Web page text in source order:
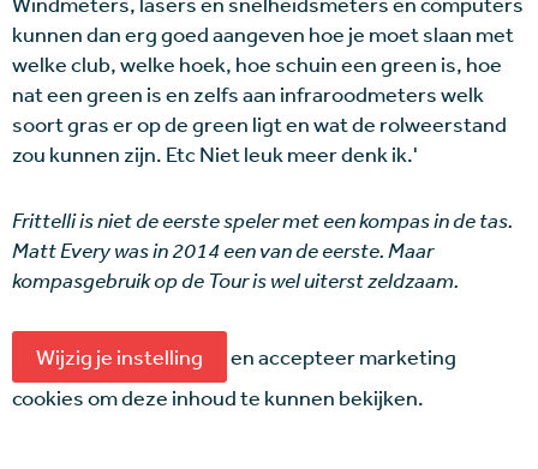
kunnen dan erg goed aangeven hoe je moet slaan met
welke club, welke hoek, hoe schuin een green is, hoe
nat een green is en zelfs aan infraroodmeters welk
soort gras er op de green ligt en wat de rolweerstand
zou kunnen zijn. Etc Niet leuk meer denk ik.'
Frittelli is niet de eerste speler met een kompas in de tas.
Matt Every was in 2014 een van de eerste. Maar
kompasgebruik op de Tour is wel uiterst zeldzaam.
Wijzig je instelling
en accepteer marketing
cookies om deze inhoud te kunnen bekijken.